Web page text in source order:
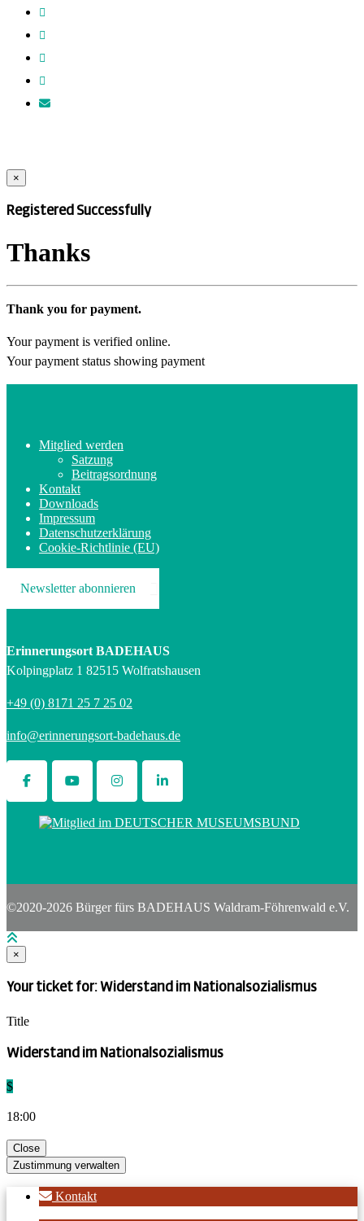
×
Registered Successfully
Thanks
Thank you for payment.
Your payment is verified online.
Your payment status showing payment
Mitglied werden
Satzung
Beitragsordnung
Kontakt
Downloads
Impressum
Datenschutzerklärung
Cookie-Richtlinie (EU)
Newsletter abonnieren
Erinnerungsort BADEHAUS
Kolpingplatz 1 82515 Wolfratshausen
+49 (0) 8171 25 7 25 02
info@erinnerungsort-badehaus.de
©2020-2026 Bürger fürs BADEHAUS Waldram-Föhrenwald e.V.
×
Your ticket for: Widerstand im Nationalsozialismus
Title
Widerstand im Nationalsozialismus
$
18:00
Close
Zustimmung verwalten
Kontakt